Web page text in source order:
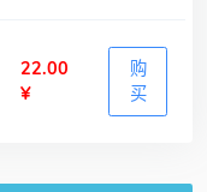
22.00
¥
购
买